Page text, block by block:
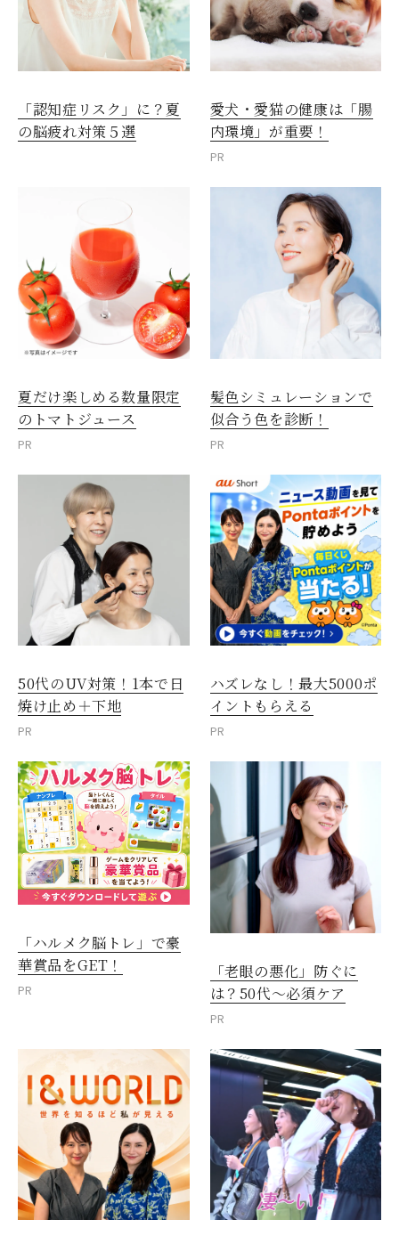
「認知症リスク」に？夏
の脳疲れ対策５選
愛犬・愛猫の健康は「腸
内環境」が重要！
PR
夏だけ楽しめる数量限定
のトマトジュース
PR
髪色シミュレーションで
似合う色を診断！
PR
50代のUV対策！1本で日
焼け止め＋下地
PR
ハズレなし！最大5000ポ
イントもらえる
PR
「ハルメク脳トレ」で豪
華賞品をGET！
PR
「老眼の悪化」防ぐに
は？50代～必須ケア
PR